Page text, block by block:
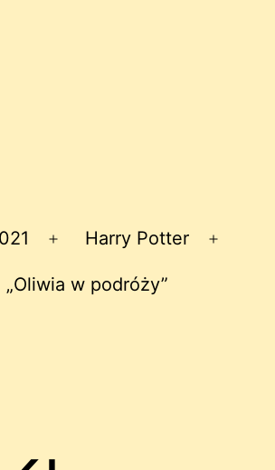
Rozwiń
menu
Harry Potter
w podróży”